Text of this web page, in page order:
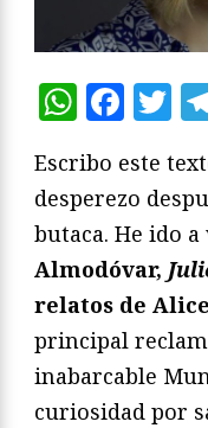
Escribo este
desperezo
butaca. He ido
Almodóvar,
relatos de
principal
inabarcable
curiosidad por